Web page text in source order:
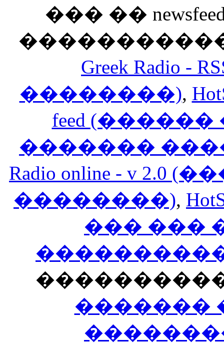
��� ��
Greek Radio
��������),
feed
�������
Radio online - v
��������),
��� ���
�������